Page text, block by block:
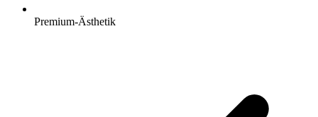
Premium-Ästhetik